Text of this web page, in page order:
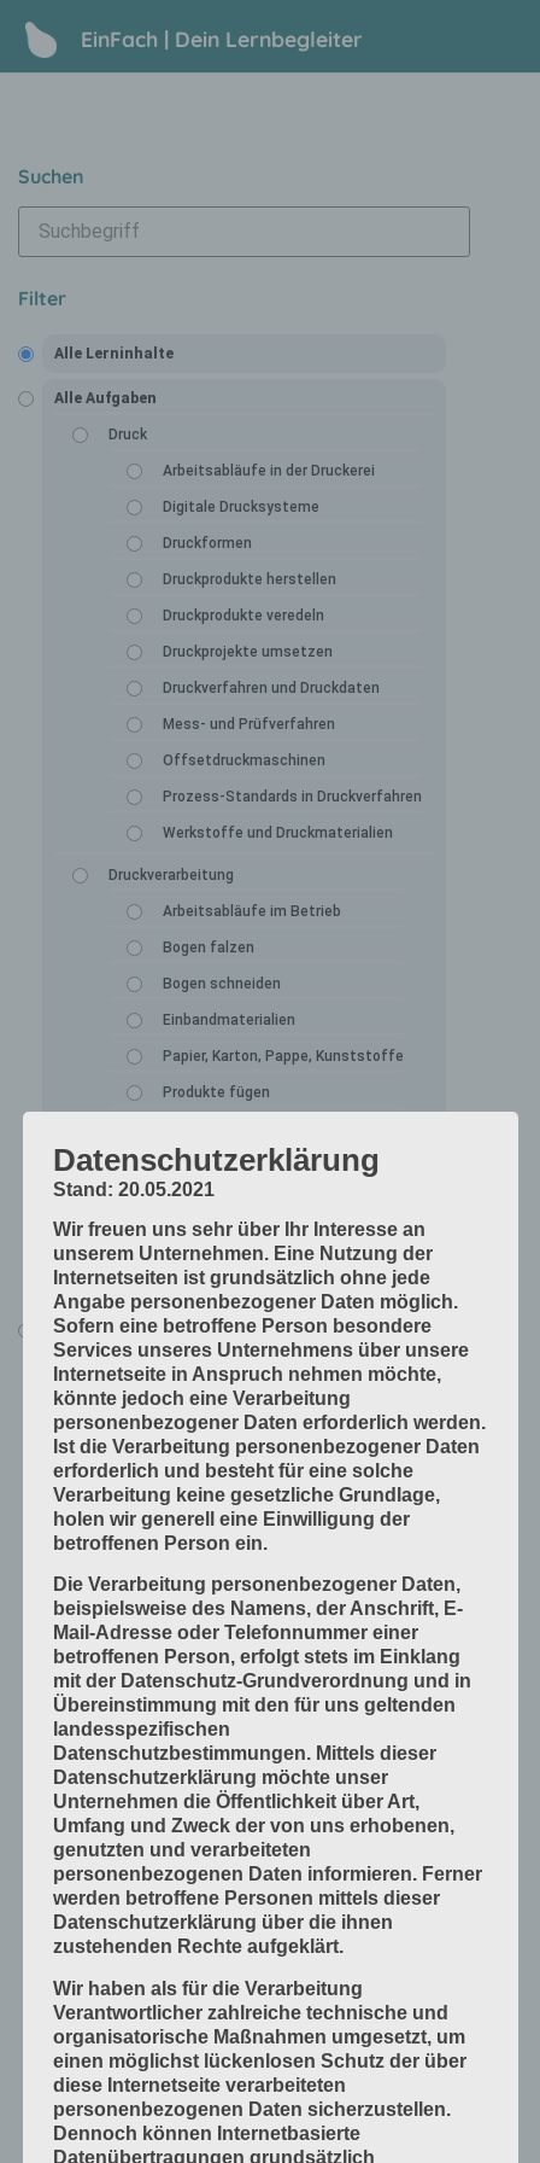
EinFach | Dein Lernbegleiter
Suchen
Filter
Alle Lerninhalte
Alle Aufgaben
Druck
Arbeitsabläufe in der Druckerei
Digitale Drucksysteme
Druckformen
Druckprodukte herstellen
Druckprodukte veredeln
Druckprojekte umsetzen
Druckverfahren und Druckdaten
Mess- und Prüfverfahren
Offsetdruckmaschinen
Prozess-Standards in Druckverfahren
Werkstoffe und Druckmaterialien
Druckverarbeitung
Arbeitsabläufe im Betrieb
Bogen falzen
Bogen schneiden
Einbandmaterialien
Papier, Karton, Pappe, Kunststoffe
Produkte fügen
Produkte industriell herstellen
Technische Grundlagen
Verfahrenstechniken
Vorprodukte und Produktdaten
Alle Lerninhalte
Druck
Arbeitsabläufe in der Druckerei
Digitale Drucksysteme
Druckformen
Druckprodukte herstellen
Druckprodukte veredeln
Druckprojekte umsetzen
Druckverfahren und Druckdaten
Mess- und Prüfverfahren
Offsetdruckmaschinen
Prozess-Standards in Druckverfahren
Verfahrenstechniken
Werkstoffe und Druckmaterialien
Druckverarbeitung
Arbeitsabläufe im Betrieb
Bogen falzen
Bogen schneiden
Einbandmaterialien
Papier, Karton, Pappe, Kunststoffe
Produkte fügen
Produkte handwerklich herstellen
Produkte industriell herstellen
Datenschutzerklärung
Stand: 20.05.2021
Wir freuen uns sehr über Ihr Interesse an
unserem Unternehmen. Eine Nutzung der
Internetseiten ist grundsätzlich ohne jede
Angabe personenbezogener Daten möglich.
Sofern eine betroffene Person besondere
Services unseres Unternehmens über unsere
Internetseite in Anspruch nehmen möchte,
könnte jedoch eine Verarbeitung
personenbezogener Daten erforderlich werden.
Ist die Verarbeitung personenbezogener Daten
erforderlich und besteht für eine solche
Verarbeitung keine gesetzliche Grundlage,
holen wir generell eine Einwilligung der
betroffenen Person ein.
Die Verarbeitung personenbezogener Daten,
beispielsweise des Namens, der Anschrift, E-
Mail-Adresse oder Telefonnummer einer
betroffenen Person, erfolgt stets im Einklang
mit der Datenschutz-Grundverordnung und in
Übereinstimmung mit den für uns geltenden
landesspezifischen
Datenschutzbestimmungen. Mittels dieser
Datenschutzerklärung möchte unser
Unternehmen die Öffentlichkeit über Art,
Umfang und Zweck der von uns erhobenen,
genutzten und verarbeiteten
personenbezogenen Daten informieren. Ferner
werden betroffene Personen mittels dieser
Datenschutzerklärung über die ihnen
zustehenden Rechte aufgeklärt.
Wir haben als für die Verarbeitung
Verantwortlicher zahlreiche technische und
organisatorische Maßnahmen umgesetzt, um
einen möglichst lückenlosen Schutz der über
diese Internetseite verarbeiteten
personenbezogenen Daten sicherzustellen.
Dennoch können Internetbasierte
Datenübertragungen grundsätzlich